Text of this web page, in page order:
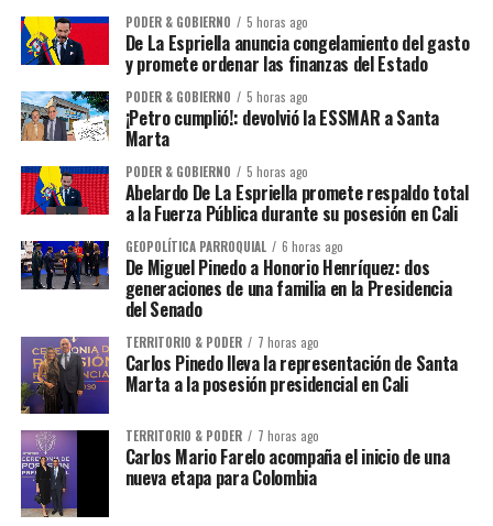
PODER & GOBIERNO 5 horas ago
De La Espriella anuncia congelamiento del gasto
y promete ordenar las finanzas del Estado
PODER & GOBIERNO 5 horas ago
¡Petro cumplió!: devolvió la ESSMAR a Santa
Marta
PODER & GOBIERNO 5 horas ago
Abelardo De La Espriella promete respaldo total
a la Fuerza Pública durante su posesión en Cali
GEOPOLÍTICA PARROQUIAL 6 horas ago
De Miguel Pinedo a Honorio Henríquez: dos
generaciones de una familia en la Presidencia
del Senado
TERRITORIO & PODER 7 horas ago
Carlos Pinedo lleva la representación de Santa
Marta a la posesión presidencial en Cali
TERRITORIO & PODER 7 horas ago
Carlos Mario Farelo acompaña el inicio de una
nueva etapa para Colombia